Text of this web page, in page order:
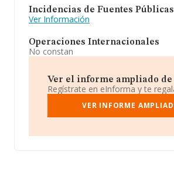
Incidencias de Fuentes Públicas
Ver Información
Operaciones Internacionales
No constan
Ver el informe ampliado de
Regístrate en eInforma y te
VER INFORME